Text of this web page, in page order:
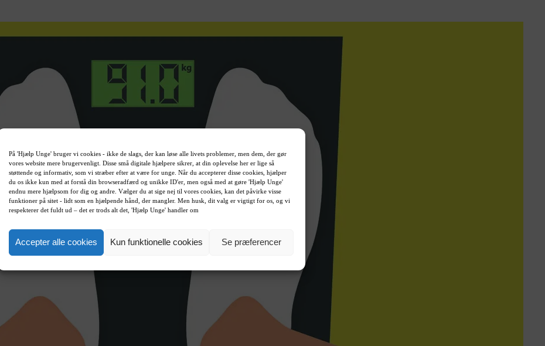
På 'Hjælp Unge' bruger vi cookies - ikke de slags, der kan løse alle livets problemer, men dem, der gør
vores website mere brugervenligt. Disse små digitale hjælpere sikrer, at din oplevelse her er lige så
støttende og informativ, som vi stræber efter at være for unge. Når du accepterer disse cookies, hjælper
du os ikke kun med at forstå din browseradfærd og unikke ID'er, men også med at gøre 'Hjælp Unge'
endnu mere hjælpsom for dig og andre. Vælger du at sige nej til vores cookies, kan det påvirke visse
funktioner på sitet - lidt som en hjælpende hånd, der mangler. Men husk, dit valg er vigtigt for os, og vi
respekterer det fuldt ud – det er trods alt det, 'Hjælp Unge' handler om
Accepter alle cookies Kun funktionelle cookies Se præferencer